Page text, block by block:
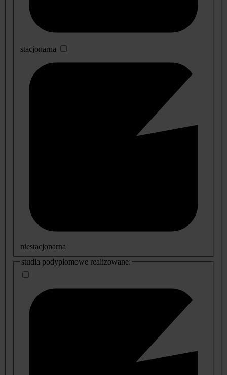
stacjonarna
niestacjonarna
studia podyplomowe realizowane: